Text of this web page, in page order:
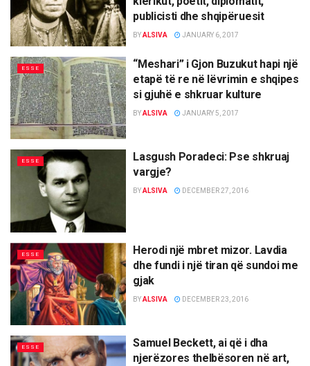
publicisti dhe shqipëruesit
BYALSIVA JANUARY 6, 2017
ESSE
“Meshari” i Gjon Buzukut hapi një
etapë të re në lëvrimin e shqipes
si gjuhë e shkruar kulture
BYALSIVA JANUARY 5, 2017
ESSE
Lasgush Poradeci: Pse shkruaj
vargje?
BYALSIVA DECEMBER 27, 2016
ESSE
Herodi një mbret mizor. Lavdia
dhe fundi i një tiran që sundoi me
gjak
BYALSIVA DECEMBER 23, 2016
ESSE
Samuel Beckett, ai që i dha
njerëzores thelbësoren në art,